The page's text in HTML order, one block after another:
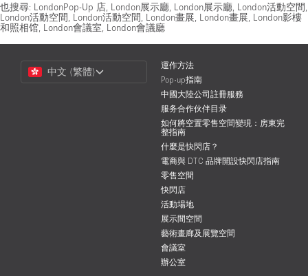
也搜尋: LondonPop-Up 店 London展示廳 London展示廳 London活動空間
London活動空間 London活動空間 London畫展 London畫展 London影樓
和照相馆 London會議室 London會議廳
Choose
Language
中文 (繁體)
運作方法
Pop-up指南
中國大陸公司註冊服務
服务合作伙伴目录
如何將空置零售空間變現：房東完
整指南
什麼是快閃店？
電商與 DTC 品牌開設快閃店指南
零售空間
快閃店
活動場地
展示間空間
藝術畫廊及展覽空間
會議室
辦公室